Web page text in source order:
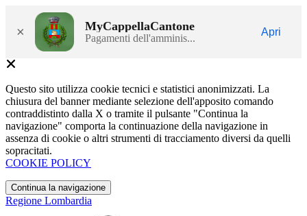
× MyCappellaCantone
Pagamenti dell'amminis...
Apri
Questo sito utilizza cookie tecnici e statistici anonimizzati. La
chiusura del banner mediante selezione dell'apposito comando
contraddistinto dalla X o tramite il pulsante "Continua la
navigazione" comporta la continuazione della navigazione in
assenza di cookie o altri strumenti di tracciamento diversi da quelli
sopracitati.
COOKIE POLICY
Continua la navigazione
Regione Lombardia